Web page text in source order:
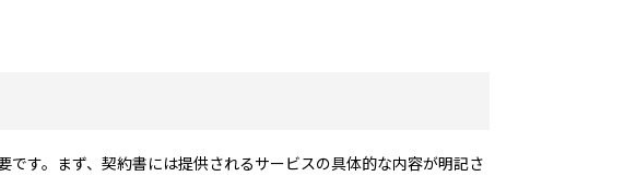
す。まず、契約書には提供されるサービスの具体的な内容が明記さ